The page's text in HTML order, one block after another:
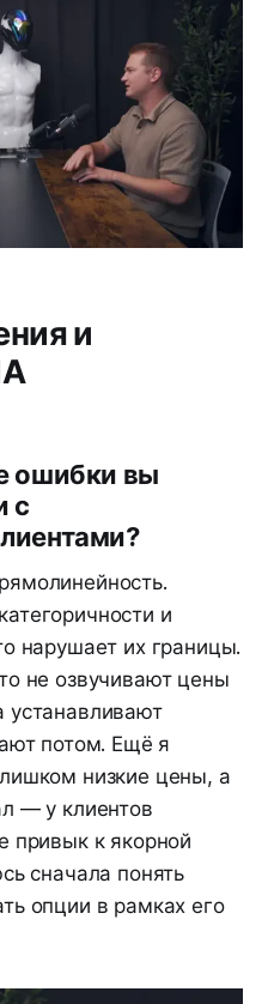
и
ошибки вы
с
и
нарушает их границы.
не озвучивают цены
устанавливают
потом. Ещё я
низкие цены, а
— у клиентов
привык к якорной
сначала понять
опции в рамках его